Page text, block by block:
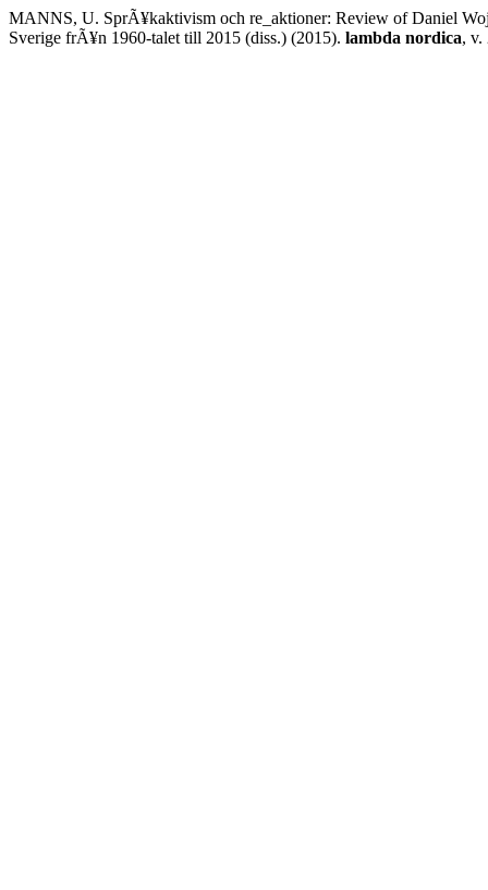
MANNS, U. SprÃ¥kaktivism och re_aktioner: Review of Daniel
Sverige frÃ¥n 1960-talet till 2015 (diss.) (2015). lambda nordica, v.